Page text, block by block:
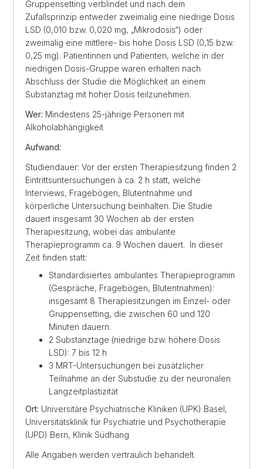
Gruppensetting verblindet und nach dem
Zufallsprinzip entweder zweimalig eine niedrige Dosis
LSD (0,010 bzw. 0,020 mg, „Mikrodosis“) oder
zweimalig eine mittlere- bis hohe Dosis LSD (0,15 bzw.
0,25 mg). Patientinnen und Patienten, welche in der
niedrigen Dosis-Gruppe waren erhalten nach
Abschluss der Studie die Möglichkeit an einem
Substanztag mit hoher Dosis teilzunehmen.
Wer: Mindestens 25-jährige Personen mit
Alkoholabhängigkeit
Aufwand:
Studiendauer: Vor der ersten Therapiesitzung finden 2
Eintrittsuntersuchungen à ca. 2 h statt, welche
Interviews, Fragebögen, Blutentnahme und
körperliche Untersuchung beinhalten. Die Studie
dauert insgesamt 30 Wochen ab der ersten
Therapiesitzung, wobei das ambulante
Therapieprogramm ca. 9 Wochen dauert. In dieser
Zeit finden statt:
Standardisiertes ambulantes Therapieprogramm
(Gespräche, Fragebögen, Blutentnahmen):
insgesamt 8 Therapiesitzungen im Einzel- oder
Gruppensetting, die zwischen 60 und 120
Minuten dauern.
2 Substanztage (niedrige bzw. höhere Dosis
LSD): 7 bis 12 h
3 MRT-Untersuchungen bei zusätzlicher
Teilnahme an der Substudie zu der neuronalen
Langzeitplastizität
Ort: Universitäre Psychiatrische Kliniken (UPK) Basel,
Universitätsklinik für Psychiatrie und Psychotherapie
(UPD) Bern, Klinik Südhang
Alle Angaben werden vertraulich behandelt.